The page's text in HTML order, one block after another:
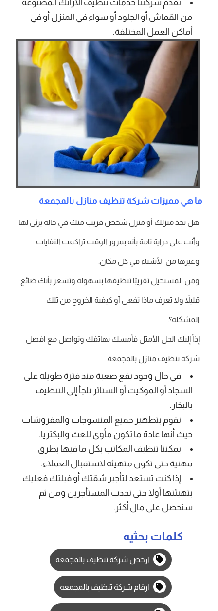
تقدم شركتنا خدمات تنظيف الأرائك المصنوعة
من القماش أو الجلود أو سواء في المنزل أو في
أماكن العمل المختلفة.
ما هي مميزات شركة تنظيف منازل بالمجمعة
هل تجد منزلك أو منزل شخص قريب منك في حالة يرثى لها
وأنت على دراية تامة بأنه بمرور الوقت تراكمت النفايات
وغيرها من الأشياء في كل مكان.
ومن المستحيل تقريبًا تنظيفها بسهولة وتشعر بأنك ضائع
قليلاً ولا تعرف ماذا تفعل أو كيفية الخروج من تلك
المشكلة؟.
إذاً إليك الحل الأمثل فأمسك بهاتفك وتواصل مع افضل
شركة تنظيف منازل بالمجمعة.
في حال وجود بقع صعبة منذ فترة طويلة على
السجاد أو الموكيت أو الستائر نلجأ إلى التنظيف
بالبخار.
نقوم بتطهير جميع المنسوجات والمفروشات
حيث أنها عادة ما تكون مأوى للعث والبكتريا.
يمكننا تنظيف المكاتب بكل ما فيها بطرق
مهنية حتى تكون متهيئة لاستقبال العملاء.
إذا كنت تستعد لتأجير شقتك أو فيلتك فعليك
بتهيئتها أولا حتى تجذب المستأجرين ومن ثم
ستحصل على مال أكثر.
كلمات بحثيه
ارخص شركة تنظيف بالمجمعه
ارقام شركة تنظيف بالمجمعه